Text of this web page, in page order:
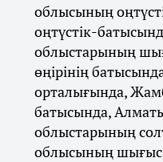
облысының
оңтүстік-
облыстарының
өңірінің
орталығында,
батысында,
облыстарының
облысының